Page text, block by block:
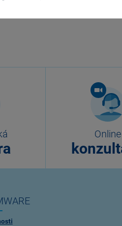
Online